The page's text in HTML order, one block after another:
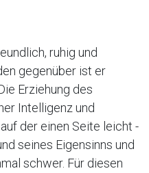
ruhig und
gegenüber ist er
Erziehung des
Intelligenz und
der einen Seite leicht -
seines Eigensinns und
schwer. Für diesen